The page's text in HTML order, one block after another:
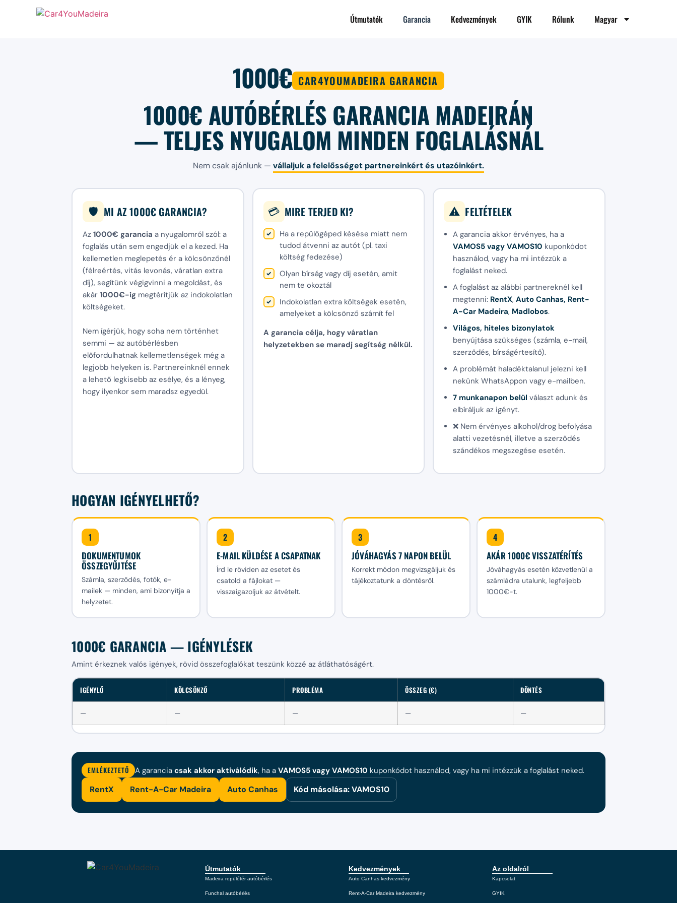
Útmutatók Garancia Kedvezmények GYIK Rólunk Magyar
1000€ CAR4YOUMADEIRA GARANCIA
1000€ AUTÓBÉRLÉS GARANCIA MADEIRÁN
— TELJES NYUGALOM MINDEN FOGLALÁSNÁL
Nem csak ajánlunk — vállaljuk a felelősséget partnereinkért és utazóinkért.
🛡️ MI AZ 1000€ GARANCIA?
Az 1000€ garancia a nyugalomról szól: a
foglalás után sem engedjük el a kezed. Ha
kellemetlen meglepetés ér a kölcsönzőnél
(félreértés, vitás levonás, váratlan extra
díj), segítünk végigvinni a megoldást, és
akár 1000€-ig megtérítjük az indokolatlan
költségeket.
Nem ígérjük, hogy soha nem történhet
semmi — az autóbérlésben
előfordulhatnak kellemetlenségek még a
legjobb helyeken is. Partnereinknél ennek
a lehető legkisebb az esélye, és a lényeg,
hogy ilyenkor sem maradsz egyedül.
💳 MIRE TERJED KI?
Ha a repülőgéped késése miatt nem
tudod átvenni az autót (pl. taxi
költség fedezése)
Olyan bírság vagy díj esetén, amit
nem te okoztál
Indokolatlan extra költségek esetén,
amelyeket a kölcsönző számít fel
A garancia célja, hogy váratlan
helyzetekben se maradj segítség nélkül.
⚠️ FELTÉTELEK
A garancia akkor érvényes, ha a
VAMOS5 vagy VAMOS10 kuponkódot
használod, vagy ha mi intézzük a
foglalást neked.
A foglalást az alábbi partnereknél kell
megtenni: RentX,Auto Canhas, Rent-
A-Car Madeira, Madlobos.
Világos, hiteles bizonylatok
benyújtása szükséges (számla, e-mail,
szerződés, bírságértesítő).
A problémát haladéktalanul jelezni kell
nekünk WhatsAppon vagy e-mailben.
7 munkanapon belül választ adunk és
elbíráljuk az igényt.
❌ Nem érvényes alkohol/drog befolyása
alatti vezetésnél, illetve a szerződés
szándékos megszegése esetén.
HOGYAN IGÉNYELHETŐ?
1
DOKUMENTUMOK
ÖSSZEGYŰJTÉSE
Számla, szerződés, fotók, e-
mailek — minden, ami bizonyítja a
helyzetet.
2
E-MAIL KÜLDÉSE A CSAPATNAK
Írd le röviden az esetet és
csatold a fájlokat —
visszaigazoljuk az átvételt.
3
JÓVÁHAGYÁS 7 NAPON BELÜL
Korrekt módon megvizsgáljuk és
tájékoztatunk a döntésről.
4
AKÁR 1000€ VISSZATÉRÍTÉS
Jóváhagyás esetén közvetlenül a
számládra utalunk, legfeljebb
1000€-t.
1000€ GARANCIA — IGÉNYLÉSEK
Amint érkeznek valós igények, rövid összefoglalókat teszünk közzé az átláthatóságért.
IGÉNYLŐ KÖLCSÖNZŐ PROBLÉMA ÖSSZEG (€) DÖNTÉS
— — — — —
EMLÉKEZTETŐ A garanciacsak akkor aktiválódik, ha aVAMOS5 vagy VAMOS10 kuponkódot használod, vagy ha mi intézzük a foglalást neked.
RentX Rent-A-Car Madeira Auto Canhas Kód másolása: VAMOS10
Útmutatók
Madeira repülőtér autóbérlés
Funchal autóbérlés
Kedvezmények
Auto Canhas kedvezmény
Rent-A-Car Madeira kedvezmény
Az oldalról
Kapcsolat
GYIK